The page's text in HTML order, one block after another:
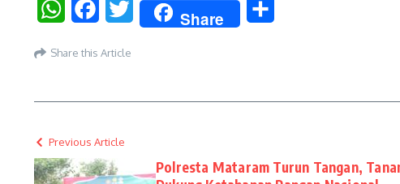
WhatsAppFacebookTwitter Share
Share this Article
Previous Article
Polresta Mataram Turun Tangan,